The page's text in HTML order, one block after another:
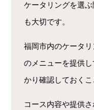
ケータリングを選
も大切です。
福岡市内のケータ
のメニューを提供
かり確認しておくこ
コース内容や提供